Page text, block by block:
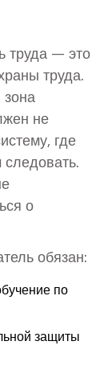
труда — это
труда.
не
где
о
обязан:
по
защиты